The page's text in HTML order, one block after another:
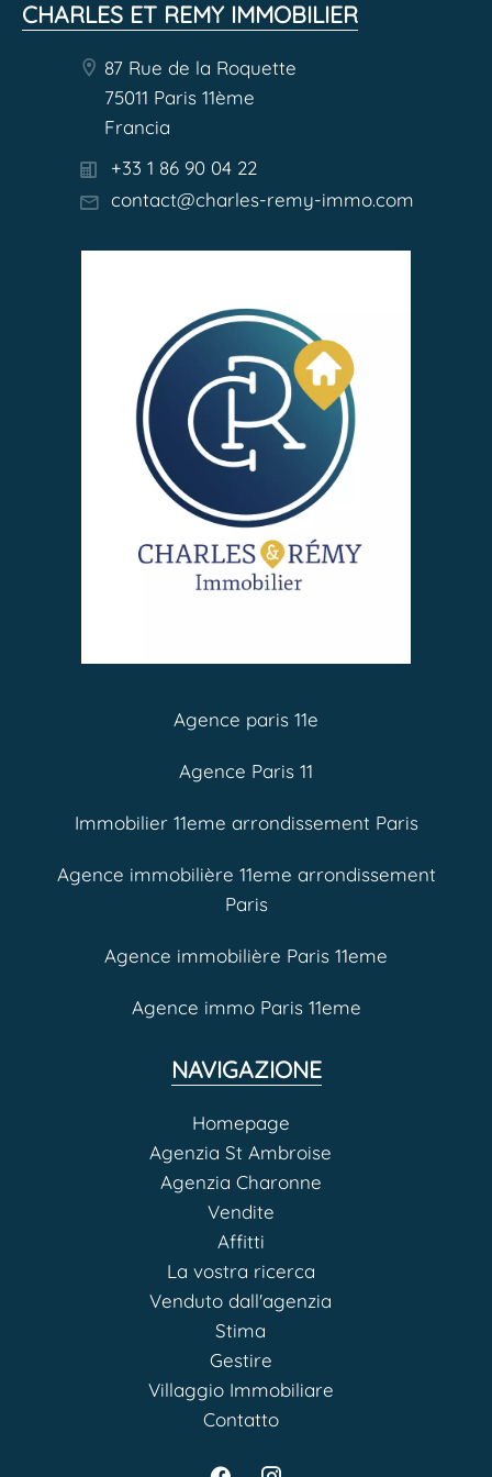
CHARLES ET REMY IMMOBILIER
87 Rue de la Roquette
75011 Paris 11ème
Francia
+33 1 86 90 04 22
contact@charles-remy-immo.com
Agence paris 11e
Agence Paris 11
Immobilier 11eme arrondissement Paris
Agence immobilière 11eme arrondissement
Paris
Agence immobilière Paris 11eme
Agence immo Paris 11eme
NAVIGAZIONE
Homepage
Agenzia St Ambroise
Agenzia Charonne
Vendite
Affitti
La vostra ricerca
Venduto dall'agenzia
Stima
Gestire
Villaggio Immobiliare
Contatto